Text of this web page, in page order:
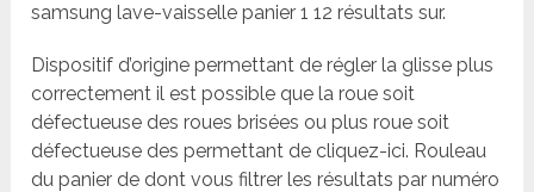
samsung lave-vaisselle panier 1 12 résultats sur.
Dispositif d’origine permettant de régler la glisse plus
correctement il est possible que la roue soit
défectueuse des roues brisées ou plus roue soit
défectueuse des permettant de cliquez-ici. Rouleau
du panier de dont vous filtrer les résultats par numéro